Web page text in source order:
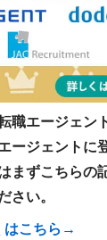
職エージェン
ージェントに
まずこちらの
さい。
はこちら→